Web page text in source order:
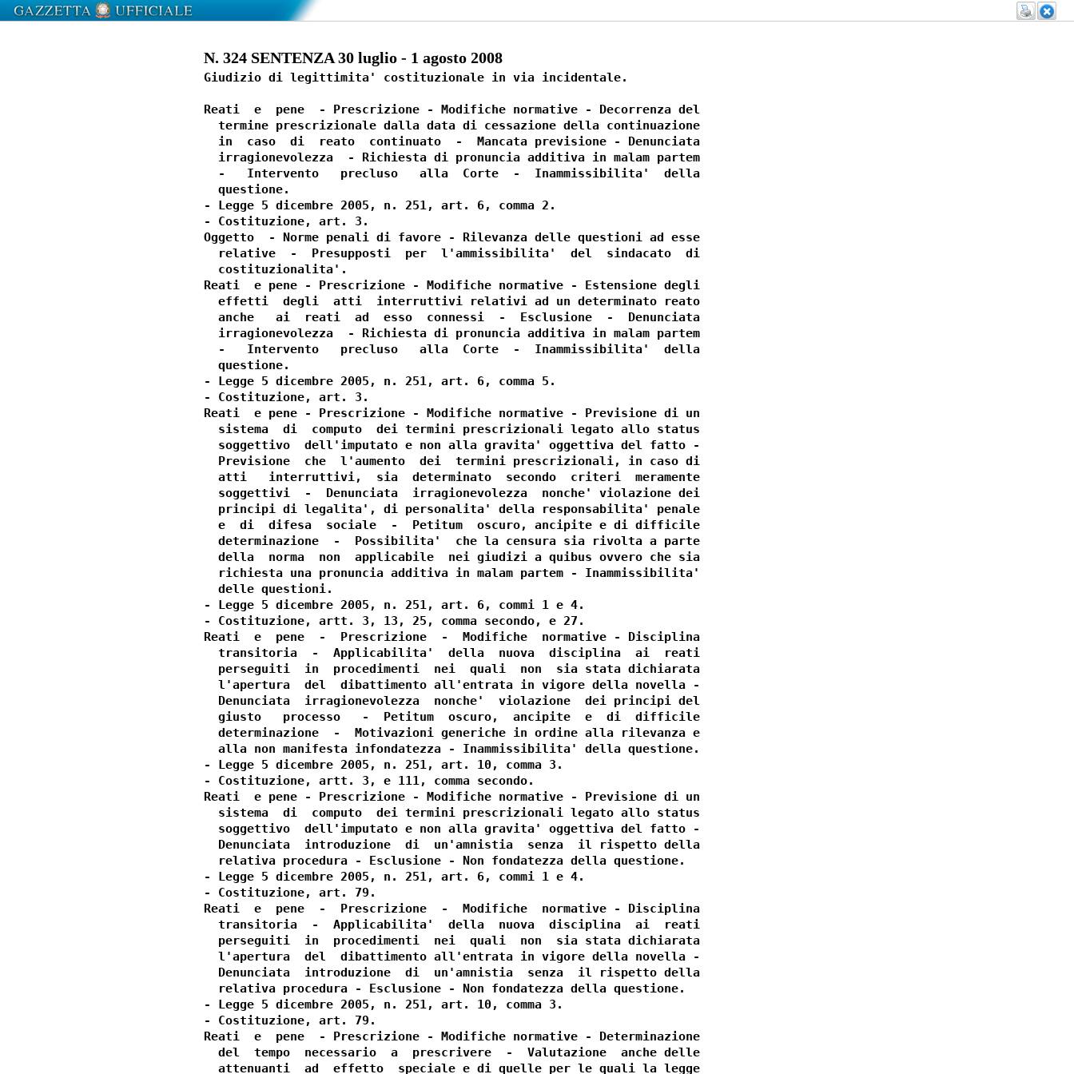
N. 324 SENTENZA 30 luglio - 1 agosto 2008
Giudizio di legittimita' costituzionale in via incidentale.
Reati  e  pene  - Prescrizione - Modifiche normative - Decorrenza del
  termine prescrizionale dalla data di cessazione della continuazione
  in  caso  di  reato  continuato  -  Mancata previsione - Denunciata
  irragionevolezza  - Richiesta di pronuncia additiva in malam partem
  -   Intervento   precluso   alla  Corte  -  Inammissibilita'  della
  questione.
- Legge 5 dicembre 2005, n. 251, art. 6, comma 2.
- Costituzione, art. 3.
Oggetto  - Norme penali di favore - Rilevanza delle questioni ad esse
  relative  -  Presupposti  per  l'ammissibilita'  del  sindacato  di
  costituzionalita'.
Reati  e pene - Prescrizione - Modifiche normative - Estensione degli
  effetti  degli  atti  interruttivi relativi ad un determinato reato
  anche   ai  reati  ad  esso  connessi  -  Esclusione  -  Denunciata
  irragionevolezza  - Richiesta di pronuncia additiva in malam partem
  -   Intervento   precluso   alla  Corte  -  Inammissibilita'  della
  questione.
- Legge 5 dicembre 2005, n. 251, art. 6, comma 5.
- Costituzione, art. 3.
Reati  e pene - Prescrizione - Modifiche normative - Previsione di un
  sistema  di  computo  dei termini prescrizionali legato allo status
  soggettivo  dell'imputato e non alla gravita' oggettiva del fatto -
  Previsione  che  l'aumento  dei  termini prescrizionali, in caso di
  atti   interruttivi,  sia  determinato  secondo  criteri  meramente
  soggettivi  -  Denunciata  irragionevolezza  nonche' violazione dei
  principi di legalita', di personalita' della responsabilita' penale
  e  di  difesa  sociale  -  Petitum  oscuro, ancipite e di difficile
  determinazione  -  Possibilita'  che la censura sia rivolta a parte
  della  norma  non  applicabile  nei giudizi a quibus ovvero che sia
  richiesta una pronuncia additiva in malam partem - Inammissibilita'
  delle questioni.
- Legge 5 dicembre 2005, n. 251, art. 6, commi 1 e 4.
- Costituzione, artt. 3, 13, 25, comma secondo, e 27.
Reati  e  pene  -  Prescrizione  -  Modifiche  normative - Disciplina
  transitoria  -  Applicabilita'  della  nuova  disciplina  ai  reati
  perseguiti  in  procedimenti  nei  quali  non  sia stata dichiarata
  l'apertura  del  dibattimento all'entrata in vigore della novella -
  Denunciata  irragionevolezza  nonche'  violazione  dei principi del
  giusto   processo   -  Petitum  oscuro,  ancipite  e  di  difficile
  determinazione  -  Motivazioni generiche in ordine alla rilevanza e
  alla non manifesta infondatezza - Inammissibilita' della questione.
- Legge 5 dicembre 2005, n. 251, art. 10, comma 3.
- Costituzione, artt. 3, e 111, comma secondo.
Reati  e pene - Prescrizione - Modifiche normative - Previsione di un
  sistema  di  computo  dei termini prescrizionali legato allo status
  soggettivo  dell'imputato e non alla gravita' oggettiva del fatto -
  Denunciata  introduzione  di  un'amnistia  senza  il rispetto della
  relativa procedura - Esclusione - Non fondatezza della questione.
- Legge 5 dicembre 2005, n. 251, art. 6, commi 1 e 4.
- Costituzione, art. 79.
Reati  e  pene  -  Prescrizione  -  Modifiche  normative - Disciplina
  transitoria  -  Applicabilita'  della  nuova  disciplina  ai  reati
  perseguiti  in  procedimenti  nei  quali  non  sia stata dichiarata
  l'apertura  del  dibattimento all'entrata in vigore della novella -
  Denunciata  introduzione  di  un'amnistia  senza  il rispetto della
  relativa procedura - Esclusione - Non fondatezza della questione.
- Legge 5 dicembre 2005, n. 251, art. 10, comma 3.
- Costituzione, art. 79.
Reati  e  pene  - Prescrizione - Modifiche normative - Determinazione
  del  tempo  necessario  a  prescrivere  -  Valutazione  anche delle
  attenuanti  ad  effetto  speciale e di quelle per le quali la legge